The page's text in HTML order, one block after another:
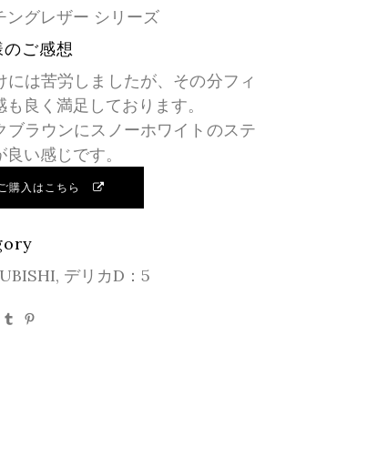
ングレザー シリーズ
ご感想
には苦労しましたが、その分フィ
も良く満足しております。
ブラウンにスノーホワイトのステ
良い感じです。
購入はこちら
デリカD：5